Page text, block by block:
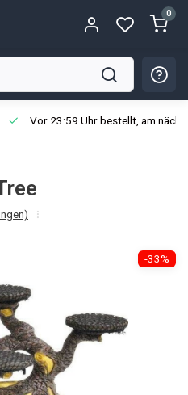
0
Vor 23:59 Uhr bestellt, am
-33%